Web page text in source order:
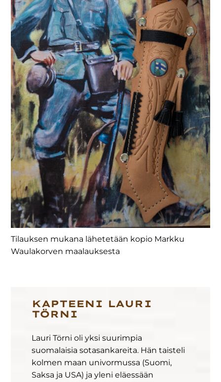
Tilauksen mukana lähetetään kopio Markku
Waulakorven maalauksesta
KAPTEENI LAURI
TÖRNI
Lauri Törni oli yksi suurimpia
suomalaisia sotasankareita. Hän taisteli
kolmen maan univormussa (Suomi,
Saksa ja USA) ja yleni eläessään